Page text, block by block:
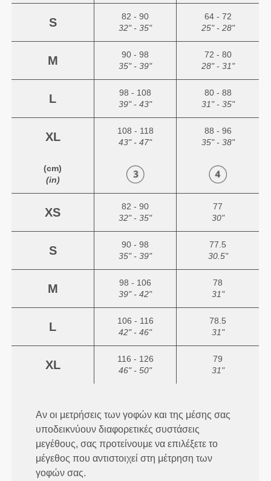
S
82 - 90
32" - 35"
64 - 72
25" - 28"
M
90 - 98
35" - 39"
72 - 80
28" - 31"
L
98 - 108
39" - 43"
80 - 88
31" - 35"
XL
108 - 118
43" - 47"
88 - 96
35" - 38"
(cm)
(in)
XS
82 - 90
32" - 35"
77
30"
S
90 - 98
35" - 39"
77.5
30.5"
M
98 - 106
39" - 42"
78
31"
L
106 - 116
42" - 46"
78.5
31"
XL
116 - 126
46" - 50"
79
31"
Αν οι μετρήσεις των γοφών και της μέσης σας
υποδεικνύουν διαφορετικές συστάσεις
μεγέθους, σας προτείνουμε να επιλέξετε το
μέγεθος που αντιστοιχεί στη μέτρηση των
γοφών σας.